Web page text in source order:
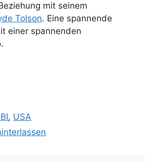
mit seinem
Tolson. Eine spannende
einer spannenden
, USA